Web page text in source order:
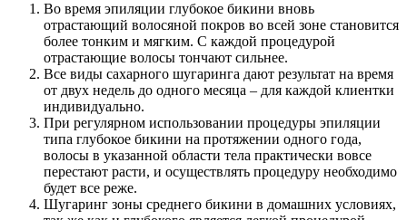
Во время эпиляции глубокое бикини вновь
отрастающий волосяной покров во всей зоне становится
более тонким и мягким. С каждой процедурой
отрастающие волосы тончают сильнее.
Все виды сахарного шугаринга дают результат на время
от двух недель до одного месяца – для каждой клиентки
индивидуально.
При регулярном использовании процедуры эпиляции
типа глубокое бикини на протяжении одного года,
волосы в указанной области тела практически вовсе
перестают расти, и осуществлять процедуру необходимо
будет все реже.
Шугаринг зоны среднего бикини в домашних условиях,